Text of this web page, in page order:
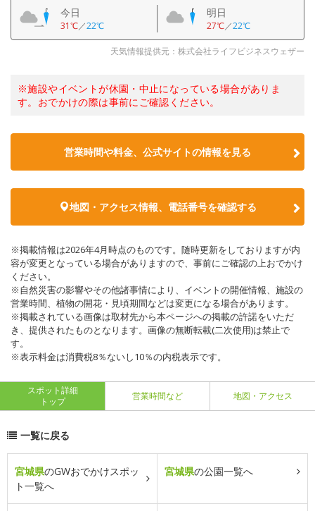
今日
31℃／22℃
明日
27℃／22℃
天気情報提供元：株式会社ライフビジネスウェザー
※施設やイベントが休園・中止になっている場合がありま
す。おでかけの際は事前にご確認ください。
営業時間や料金、公式サイトの情報を見る
地図・アクセス情報、電話番号を確認する
※掲載情報は2026年4月時点のものです。随時更新をしておりますが内
容が変更となっている場合がありますので、事前にご確認の上おでかけ
ください。
※自然災害の影響やその他諸事情により、イベントの開催情報、施設の
営業時間、植物の開花・見頃期間などは変更になる場合があります。
※掲載されている画像は取材先から本ページへの掲載の許諾をいただ
き、提供されたものとなります。画像の無断転載(二次使用)は禁止で
す。
※表示料金は消費税8％ないし10％の内税表示です。
スポット詳細
トップ
営業時間など 地図・アクセス
一覧に戻る
宮城県のGWおでかけスポッ
ト一覧へ
宮城県の公園一覧へ